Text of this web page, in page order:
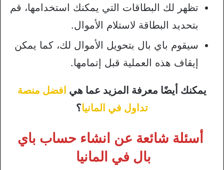
تظهر لك البطاقات التي يمكنك استخدامها، قم
بتحديد البطاقة لاستلام الأموال.
سيقوم باي بال بتحويل الأموال لك، كما يمكن
إيقاف هذه العملية قبل إتمامها.
يمكنك أيضًا معرفة المزيد عما هي افضل منصة
تداول في المانيا؟
أسئلة شائعة عن انشاء حساب باي
بال في المانيا